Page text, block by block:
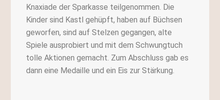
Knaxiade der Sparkasse teilgenommen. Die
Kinder sind Kastl gehüpft, haben auf Büchsen
geworfen, sind auf Stelzen gegangen, alte
Spiele ausprobiert und mit dem Schwungtuch
tolle Aktionen gemacht. Zum Abschluss gab es
dann eine Medaille und ein Eis zur Stärkung.